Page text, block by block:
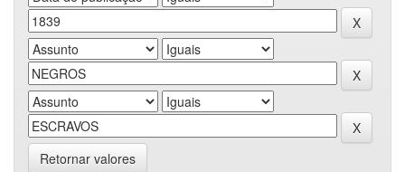
Retornar valores